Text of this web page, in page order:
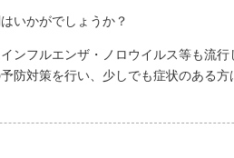
いかがでしょうか？
ンフルエンザ・ノロウイルス等も流行
防対策を行い、少しでも症状のある